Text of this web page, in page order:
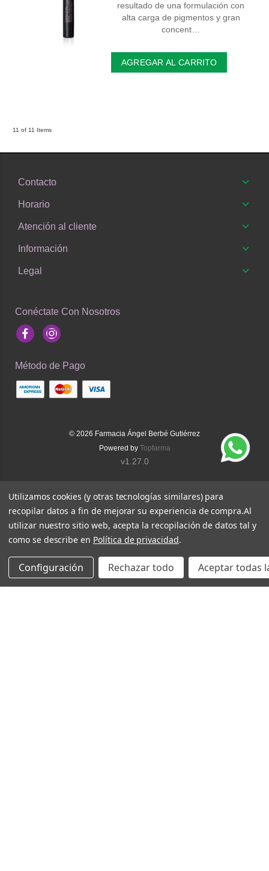
resultado de una formulación con
alta carga de pigmentos y gran
concent…
AGREGAR AL CARRITO
11 of 11 Items
Contacto
Horario
Atención al cliente
Información
Legal
Conéctate Con Nosotros
FacebookInstagram
Método de Pago
© 2026 Farmacia Ángel Berbé Gutiérrez
Powered by Topfarma
v1.27.0
Utilizamos cookies (y otras tecnologías similares) para
recopilar datos a fin de mejorar su experiencia de compra.Al
utilizar nuestro sitio web, acepta la recopilación de datos tal y
como se describe en Política de privacidad.
Configuración Rechazar todo Aceptar todas